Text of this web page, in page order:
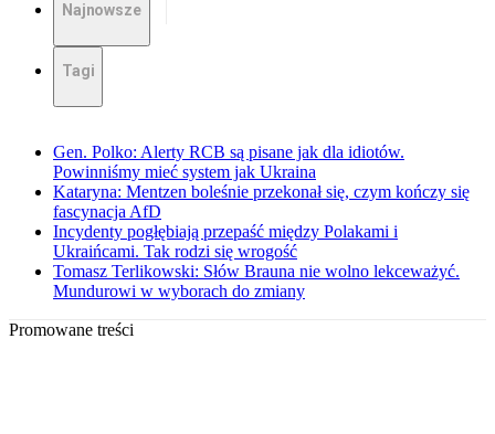
Najnowsze
Tagi
Gen. Polko: Alerty RCB są pisane jak dla idiotów.
Powinniśmy mieć system jak Ukraina
Kataryna: Mentzen boleśnie przekonał się, czym kończy się
fascynacja AfD
Incydenty pogłębiają przepaść między Polakami i
Ukraińcami. Tak rodzi się wrogość
Tomasz Terlikowski: Słów Brauna nie wolno lekceważyć.
Mundurowi w wyborach do zmiany
Promowane treści